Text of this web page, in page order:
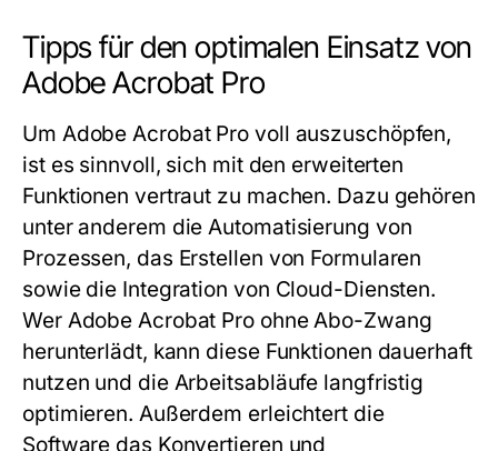
Tipps für den optimalen Einsatz von
Adobe Acrobat Pro
Um Adobe Acrobat Pro voll auszuschöpfen,
ist es sinnvoll, sich mit den erweiterten
Funktionen vertraut zu machen. Dazu gehören
unter anderem die Automatisierung von
Prozessen, das Erstellen von Formularen
sowie die Integration von Cloud-Diensten.
Wer Adobe Acrobat Pro ohne Abo-Zwang
herunterlädt, kann diese Funktionen dauerhaft
nutzen und die Arbeitsabläufe langfristig
optimieren. Außerdem erleichtert die
Software das Konvertieren und